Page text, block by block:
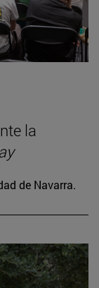
la
de Navarra.